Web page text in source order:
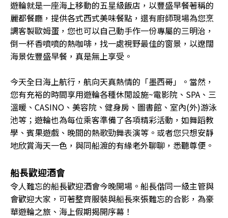
遊輪就是一座海上移動的五星級飯店，以豐盛早餐著稱的
麗都餐廳，提供各式西式美味餐點，還有廚師現場為您烹
調客製歐姆蛋，您也可以自己動手作一份專屬的三明治，
倒一杯香噴噴的熱咖啡，找一處視野最佳的窗景，以遼闊
海景佐豐盛早餐，真是無上享受。
今天全日海上航行，航向天真熱情的「墨西哥」。當然，
您有充裕的時間享用遊輪各種休閒設施~電影院、SPA、三
溫暖、CASINO、美容院、健身房、圖書館、室內(外)游泳
池等；遊輪也為每位乘客準備了各項精彩活動，如舞蹈教
學、賓果遊戲、晚間的熱歌勁舞表演等。或者您只想安靜
地欣賞海天一色，與同船渡的有緣老外聊聊，悉聽尊便。
船長歡迎酒會
令人難忘的船長歡迎酒會今晚開場。船長偕同一級主管與
會歡迎大家，可著整齊服裝與船長來張難忘的合影，為豪
華遊輪之旅、海上假期揭開序幕！